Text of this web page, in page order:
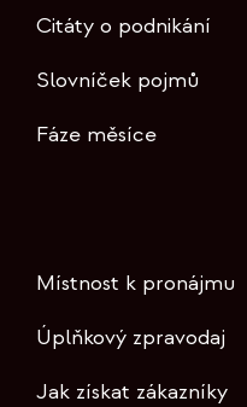
Citáty o podnikání
Slovníček pojmů
Fáze měsíce
Místnost k pronájmu
Úplňkový zpravodaj
Jak získat zákazníky